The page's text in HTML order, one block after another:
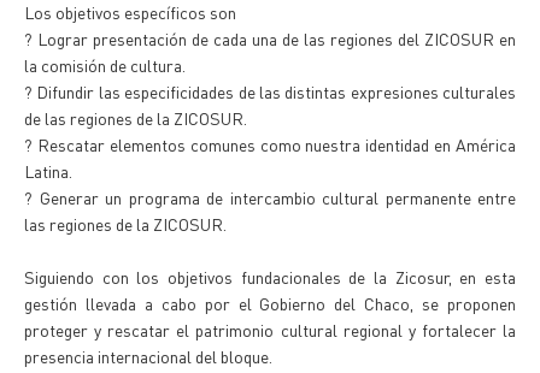
Los objetivos específicos son
? Lograr presentación de cada una de las regiones del ZICOSUR en
la comisión de cultura.
? Difundir las especificidades de las distintas expresiones culturales
de las regiones de la ZICOSUR.
? Rescatar elementos comunes como nuestra identidad en América
Latina.
? Generar un programa de intercambio cultural permanente entre
las regiones de la ZICOSUR.
Siguiendo con los objetivos fundacionales de la Zicosur, en esta
gestión llevada a cabo por el Gobierno del Chaco, se proponen
proteger y rescatar el patrimonio cultural regional y fortalecer la
presencia internacional del bloque.